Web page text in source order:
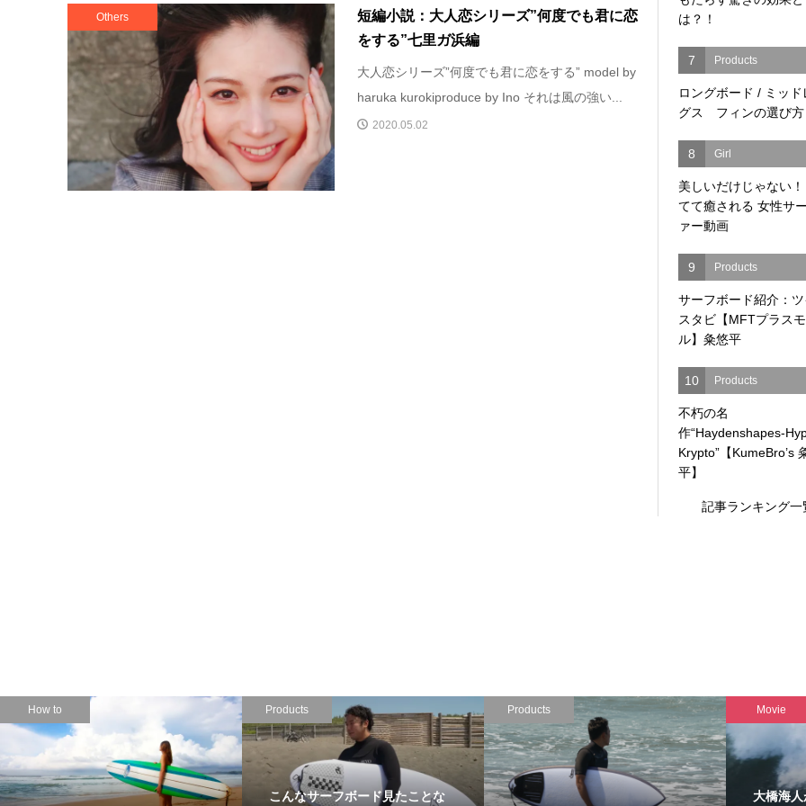
Others
短編小説：大人恋シリーズ”何度でも君に恋
をする”七里ガ浜編
大人恋シリーズ”何度でも君に恋をする” model by
haruka kurokiproduce by Ino それは風の強い...
2020.05.02
は？！
7 Products
ロングボード / ミッド
グス フィンの選び方
8 Girl
美しいだけじゃない！
てて癒される 女性サ
ァー動画
9 Products
サーフボード紹介：
スタビ【MFTプラス
ル】粂悠平
10 Products
不朽の名
作“Haydenshapes-
Krypto”【KumeBro’s
平】
記事ランキング一
Products Products
待望のモデル２！さらに進化し
Products
2人のワールドチャンピオンが開